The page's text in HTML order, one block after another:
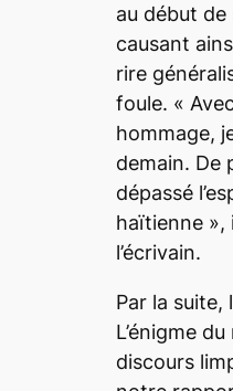
au début
causant
rire
foule. «
hommage,
demain. De
dépassé
haïtienne »,
l’écrivain.
Par la suite,
L’énigme
discours